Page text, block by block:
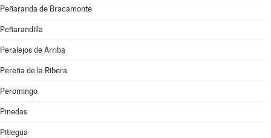
Peñaranda de Bracamonte
Peñarandilla
Peralejos de Arriba
Pereña de la Ribera
Peromingo
Pinedas
Pitiegua